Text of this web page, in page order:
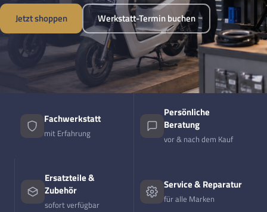
Jetzt shoppen Werkstatt-Termin buchen
Fachwerkstatt
mit Erfahrung
Persönliche
Beratung
vor & nach dem Kauf
Ersatzteile &
Zubehör
sofort verfügbar
Service & Reparatur
für alle Marken